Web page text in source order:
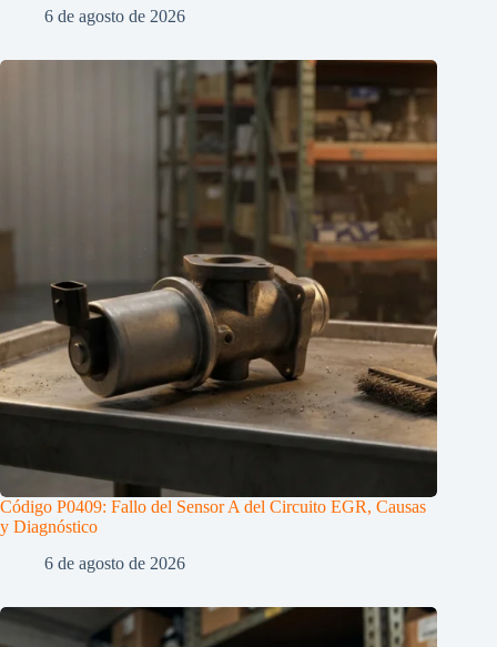
6 de agosto de 2026
Código P0409: Fallo del Sensor A del Circuito EGR, Causas
y Diagnóstico
6 de agosto de 2026